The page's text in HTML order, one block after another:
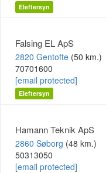
Eleftersyn
Falsing EL ApS
2820 Gentofte (50 km.)
70701600
[email protected]
Eleftersyn
Hamann Teknik ApS
2860 Søborg (48 km.)
50313050
[email protected]